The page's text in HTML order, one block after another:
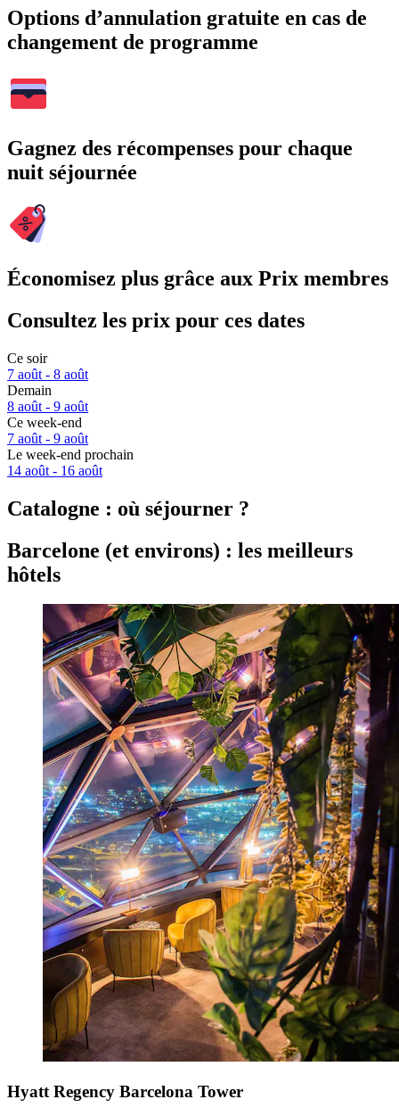
Options d’annulation gratuite en cas de
changement de programme
Gagnez des récompenses pour chaque
nuit séjournée
Économisez plus grâce aux Prix membres
Consultez les prix pour ces dates
Ce soir
7 août - 8 août
Demain
8 août - 9 août
Ce week-end
7 août - 9 août
Le week-end prochain
14 août - 16 août
Catalogne : où séjourner ?
Barcelone (et environs) : les meilleurs
hôtels
Hyatt Regency Barcelona Tower